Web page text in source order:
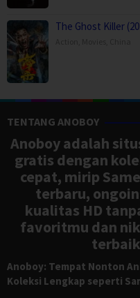
The Ghost Killer
TENTANG ANOBOY
Anoboy adalah
gratis dengan
cepat, mirip
terbaru,
kualitas HD
favoritmu dan
Anoboy: Tempat Nonton
Koleksi Lengkap seperti